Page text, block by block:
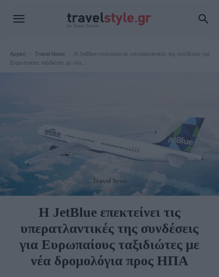
Αρχική Travel News
Η JetBlue επεκτείνει τις υπερατλαντικές της συνδέσεις για
Ευρωπαίους ταξιδιώτες με νέα...
Travel News
Η JetBlue επεκτείνει τις
υπερατλαντικές της συνδέσεις
για Ευρωπαίους ταξιδιώτες με
νέα δρομολόγια προς ΗΠΑ